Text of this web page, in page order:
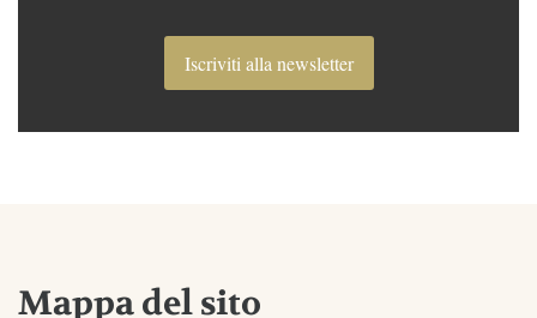
Iscriviti alla newsletter
Mappa del sito